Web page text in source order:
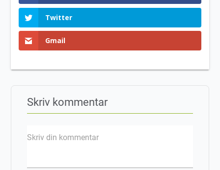
Twitter
Gmail
Skriv kommentar
Skriv din kommentar